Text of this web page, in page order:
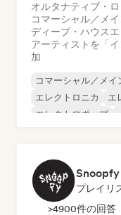
オルタナティブ・ロ
コマーシャル／メ
ディープ・ハウス
アーティストを「
加
コマーシャル／メイ
エレクトロニカ
エ
エレクトロポップ
Snoopfy
プレイリ
>4900件の回答